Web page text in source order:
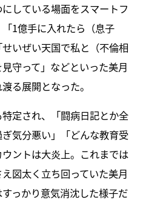
している場面をスマートフ
1億手に入れたら（息子
いぜい天国で私と（不倫相
守って」などといった美月
る展開となった。
定され、「闘病日記とか全
気分悪い」「どんな教育受
ントは大炎上。これまでは
図太く立ち回っていた美月
っかり意気消沈した様子だ